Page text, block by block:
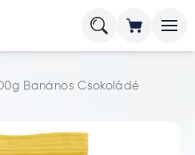
Banános Csokoládé